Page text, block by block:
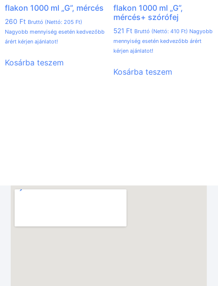
flakon 1000 ml „G”, mércés
260 Ft Bruttó (Nettó: 205 Ft)
Nagyobb mennyiség esetén kedvezőbb
árért kérjen ajánlatot!
Kosárba teszem
flakon 1000 ml „G”,
mércés+ szórófej
521 Ft Bruttó (Nettó: 410 Ft) Nagyobb
mennyiség esetén kedvezőbb árért
kérjen ajánlatot!
Kosárba teszem